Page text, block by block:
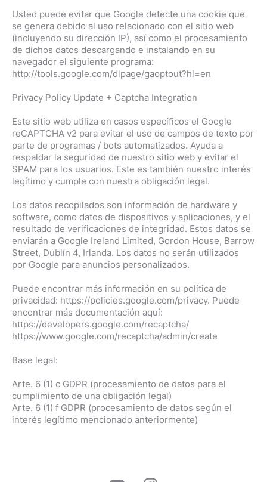
Usted puede evitar que Google detecte una cookie que
se genera debido al uso relacionado con el sitio web
(incluyendo su dirección IP), así como el procesamiento
de dichos datos descargando e instalando en su
navegador el siguiente programa:
http://tools.google.com/dlpage/gaoptout?hl=en
Privacy Policy Update + Captcha Integration
Este sitio web utiliza en casos específicos el Google
reCAPTCHA v2 para evitar el uso de campos de texto por
parte de programas / bots automatizados. Ayuda a
respaldar la seguridad de nuestro sitio web y evitar el
SPAM para los usuarios. Este es también nuestro interés
legítimo y cumple con nuestra obligación legal.
Los datos recopilados son información de hardware y
software, como datos de dispositivos y aplicaciones, y el
resultado de verificaciones de integridad. Estos datos se
enviarán a Google Ireland Limited, Gordon House, Barrow
Street, Dublín 4, Irlanda. Los datos no serán utilizados
por Google para anuncios personalizados.
Puede encontrar más información en su política de
privacidad: https://policies.google.com/privacy. Puede
encontrar más documentación aquí:
https://developers.google.com/recaptcha/
https://www.google.com/recaptcha/admin/create
Base legal:
Arte. 6 (1) c GDPR (procesamiento de datos para el
cumplimiento de una obligación legal)
Arte. 6 (1) f GDPR (procesamiento de datos según el
interés legítimo mencionado anteriormente)